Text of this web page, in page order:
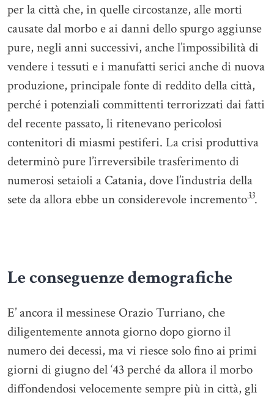
per la città che, in quelle circostanze, alle morti
causate dal morbo e ai danni dello spurgo aggiunse
pure, negli anni successivi, anche l’impossibilità di
vendere i tessuti e i manufatti serici anche di nuova
produzione, principale fonte di reddito della città,
perché i potenziali committenti terrorizzati dai fatti
del recente passato, li ritenevano pericolosi
contenitori di miasmi pestiferi. La crisi produttiva
determinò pure l’irreversibile trasferimento di
numerosi setaioli a Catania, dove l’industria della
sete da allora ebbe un considerevole incremento33.
Le conseguenze demografiche
E’ ancora il messinese Orazio Turriano, che
diligentemente annota giorno dopo giorno il
numero dei decessi, ma vi riesce solo fino ai primi
giorni di giugno del ‘43 perché da allora il morbo
diffondendosi velocemente sempre più in città, gli